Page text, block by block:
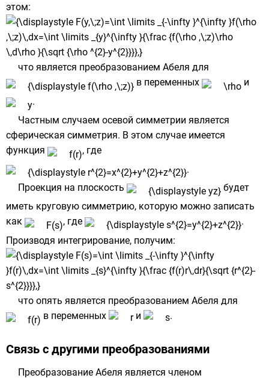
этом:
что является преобразованием Абеля для
в переменных
и
.
Частным случаем осевой симметрии является
сферическая симметрия. В этом случае имеется
функция
, где
.
Проекция на плоскость
будет
иметь круговую симметрию, которую можно записать
как
, где
.
Производя интегрирование, получим:
что опять является преобразованием Абеля для
в переменных
и .
Связь с другими преобразованиями
Преобразование Абеля является членом